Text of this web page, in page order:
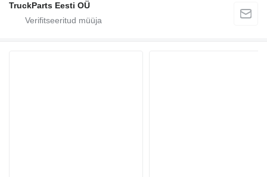
TruckParts Eesti OÜ